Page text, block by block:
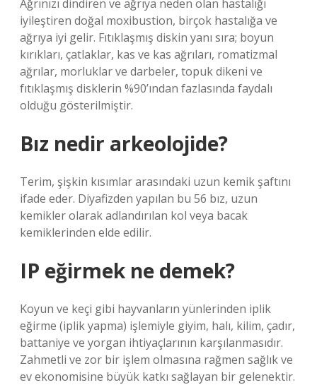
Ağrınızı dindiren ve ağrıya neden olan hastalığı
iyileştiren doğal moxibustion, birçok hastalığa ve
ağrıya iyi gelir. Fıtıklaşmış diskin yanı sıra; boyun
kırıkları, çatlaklar, kas ve kas ağrıları, romatizmal
ağrılar, morluklar ve darbeler, topuk dikeni ve
fıtıklaşmış disklerin %90’ından fazlasında faydalı
olduğu gösterilmiştir.
Bız nedir arkeolojide?
Terim, şişkin kısımlar arasındaki uzun kemik şaftını
ifade eder. Diyafizden yapılan bu 56 bız, uzun
kemikler olarak adlandırılan kol veya bacak
kemiklerinden elde edilir.
IP eğirmek ne demek?
Koyun ve keçi gibi hayvanların yünlerinden iplik
eğirme (iplik yapma) işlemiyle giyim, halı, kilim, çadır,
battaniye ve yorgan ihtiyaçlarının karşılanmasıdır.
Zahmetli ve zor bir işlem olmasına rağmen sağlık ve
ev ekonomisine büyük katkı sağlayan bir gelenektir.